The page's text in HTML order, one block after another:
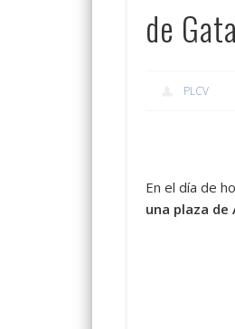
de
PLCV
En el día de
una plaza de